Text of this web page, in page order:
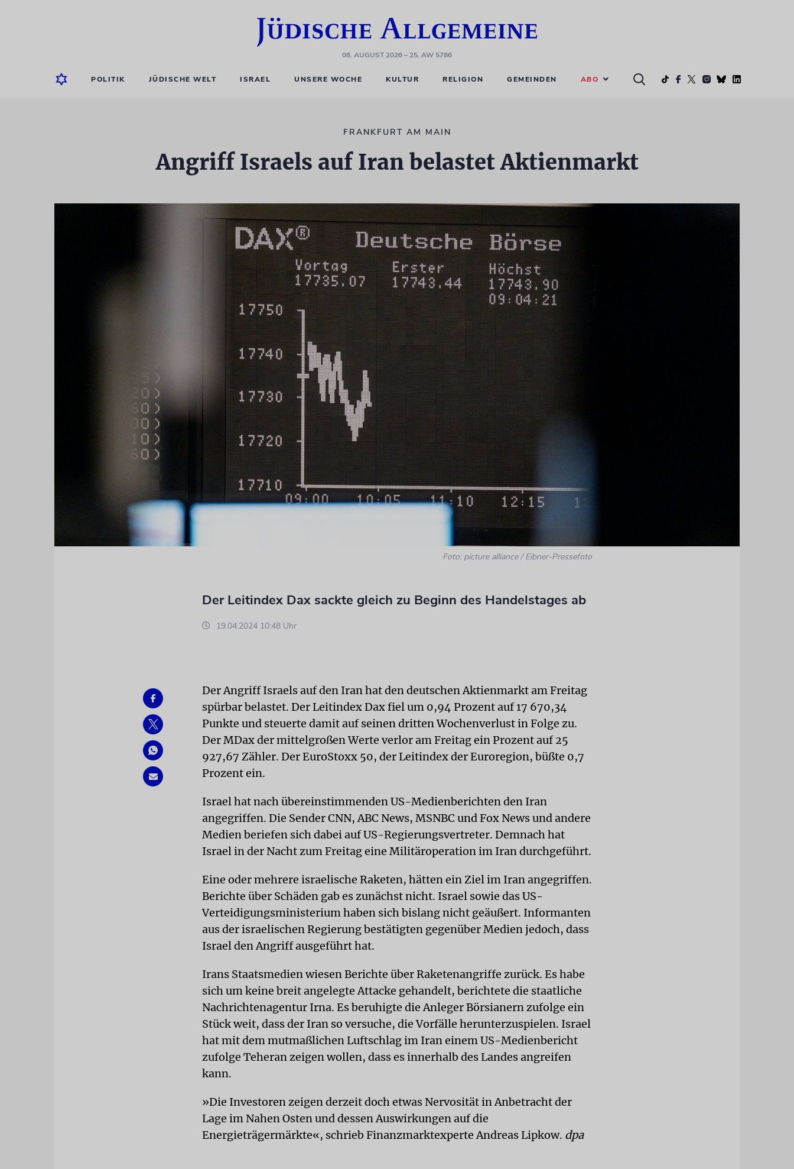
08. AUGUST 2026– 25. AW 5786
POLITIK JÜDISCHE WELT ISRAEL UNSERE WOCHE KULTUR RELIGION GEMEINDEN ABO
FRANKFURT AM MAIN
Angriff Israels auf Iran belastet Aktienmarkt
Foto: picture alliance / Eibner-Pressefoto
Der Leitindex Dax sackte gleich zu Beginn des Handelstages ab
19.04.2024 10:48 Uhr
Der Angriff Israels auf den Iran hat den deutschen Aktienmarkt am Freitag
spürbar belastet. Der Leitindex Dax fiel um 0,94 Prozent auf 17 670,34
Punkte und steuerte damit auf seinen dritten Wochenverlust in Folge zu.
Der MDax der mittelgroßen Werte verlor am Freitag ein Prozent auf 25
927,67 Zähler. Der EuroStoxx 50, der Leitindex der Euroregion, büßte 0,7
Prozent ein.
Israel hat nach übereinstimmenden US-Medienberichten den Iran
angegriffen. Die Sender CNN, ABC News, MSNBC und Fox News und andere
Medien beriefen sich dabei auf US-Regierungsvertreter. Demnach hat
Israel in der Nacht zum Freitag eine Militäroperation im Iran durchgeführt.
Eine oder mehrere israelische Raketen, hätten ein Ziel im Iran angegriffen.
Berichte über Schäden gab es zunächst nicht. Israel sowie das US-
Verteidigungsministerium haben sich bislang nicht geäußert. Informanten
aus der israelischen Regierung bestätigten gegenüber Medien jedoch, dass
Israel den Angriff ausgeführt hat.
Irans Staatsmedien wiesen Berichte über Raketenangriffe zurück. Es habe
sich um keine breit angelegte Attacke gehandelt, berichtete die staatliche
Nachrichtenagentur Irna. Es beruhigte die Anleger Börsianern zufolge ein
Stück weit, dass der Iran so versuche, die Vorfälle herunterzuspielen. Israel
hat mit dem mutmaßlichen Luftschlag im Iran einem US-Medienbericht
zufolge Teheran zeigen wollen, dass es innerhalb des Landes angreifen
kann.
»Die Investoren zeigen derzeit doch etwas Nervosität in Anbetracht der
Lage im Nahen Osten und dessen Auswirkungen auf die
Energieträgermärkte«, schrieb Finanzmarktexperte Andreas Lipkow. dpa